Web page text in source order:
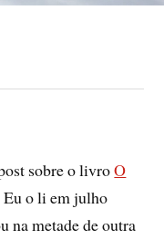
sobre o livroO
Eu o li em julho
na metade de outra